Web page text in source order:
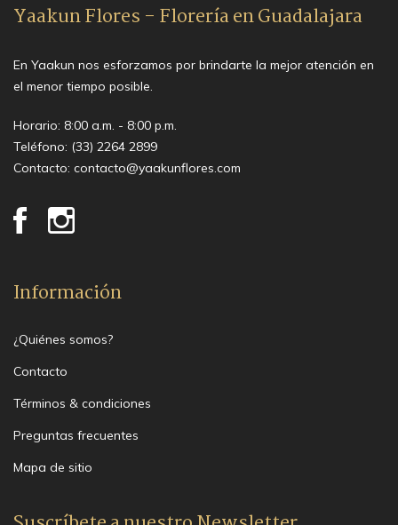
Yaakun Flores - Florería en Guadalajara
En Yaakun nos esforzamos por brindarte la mejor atención en
el menor tiempo posible.
Horario: 8:00 a.m. - 8:00 p.m.
Teléfono: (33) 2264 2899
Contacto: contacto@yaakunflores.com
Información
¿Quiénes somos?
Contacto
Términos & condiciones
Preguntas frecuentes
Mapa de sitio